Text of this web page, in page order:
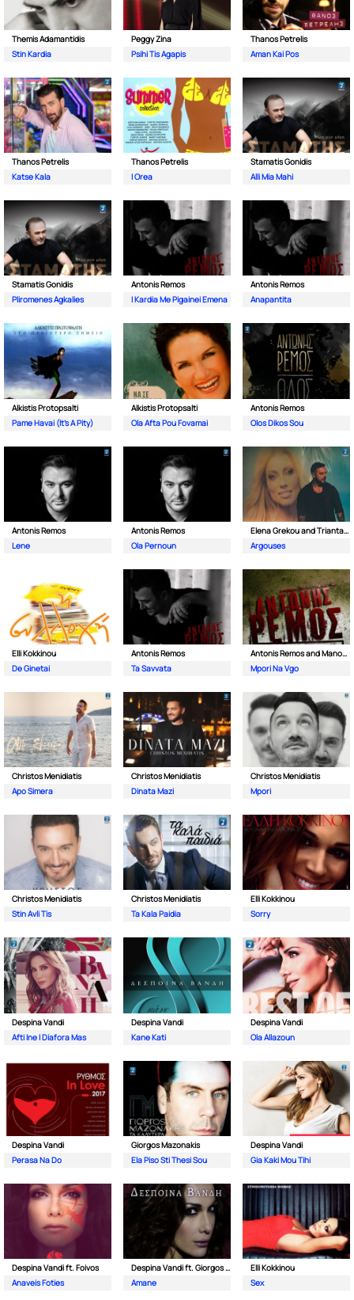
Themis Adamantidis
Stin Kardia
Peggy Zina
Psihi Tis Agapis
Thanos Petrelis
Aman Kai Pos
Thanos Petrelis
Katse Kala
Thanos Petrelis
I Orea
Stamatis Gonidis
Alli Mia Mahi
Stamatis Gonidis
Pliromenes Agkalies
Antonis Remos
I Kardia Me Pigainei Emena
Antonis Remos
Anapantita
Alkistis Protopsalti
Pame Havai (It's A Pity)
Alkistis Protopsalti
Ola Afta Pou Fovamai
Antonis Remos
Olos Dikos Sou
Antonis Remos
Lene
Antonis Remos
Ola Pernoun
Elena Grekou and Triantafillos
Argouses
Elli Kokkinou
De Ginetai
Antonis Remos
Ta Savvata
Antonis Remos and Manos Pirovolakis
Mpori Na Vgo
Christos Menidiatis
Apo Simera
Christos Menidiatis
Dinata Mazi
Christos Menidiatis
Mpori
Christos Menidiatis
Stin Avli Tis
Christos Menidiatis
Ta Kala Paidia
Elli Kokkinou
Sorry
Despina Vandi
Afti Ine I Diafora Mas
Despina Vandi
Kane Kati
Despina Vandi
Ola Allazoun
Despina Vandi
Perasa Na Do
Giorgos Mazonakis
Ela Piso Sti Thesi Sou
Despina Vandi
Gia Kaki Mou Tihi
Despina Vandi ft. Foivos
Anaveis Foties
Despina Vandi ft. Giorgos Mazonakis
Amane
Elli Kokkinou
Sex